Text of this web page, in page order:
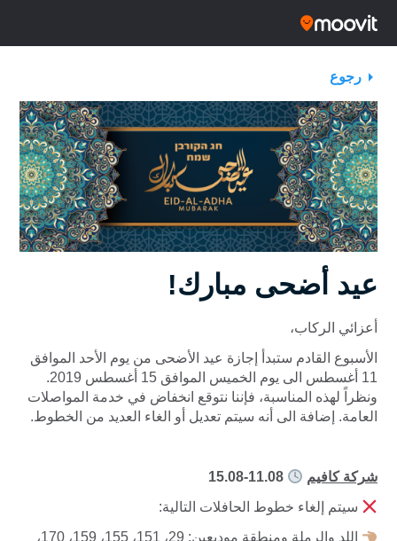
رجوع
عيد أضحى مبارك!
أعزائي الركاب،
الأسبوع القادم ستبدأ إجازة عيد الأضحى من يوم الأحد الموافق
11 أغسطس الى يوم الخميس الموافق 15 أغسطس 2019.
ونظراً لهذه المناسبة، فإننا نتوقع انخفاض في خدمة المواصلات
العامة. إضافة الى أنه سيتم تعديل أو الغاء العديد من الخطوط.
شركة كافيم
11.08-15.08
سيتم إلغاء خطوط الحافلات التالية:
اللد والرملة ومنطقة موديعين: 29، 151، 155، 159، 170،